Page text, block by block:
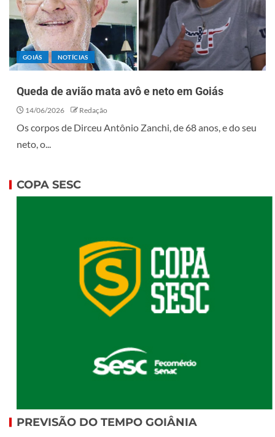
GOIÁS NOTÍCIAS
Queda de avião mata avô e neto em Goiás
14/06/2026 Redação
Os corpos de Dirceu Antônio Zanchi, de 68 anos, e do seu
neto, o...
COPA SESC
PREVISÃO DO TEMPO GOIÂNIA